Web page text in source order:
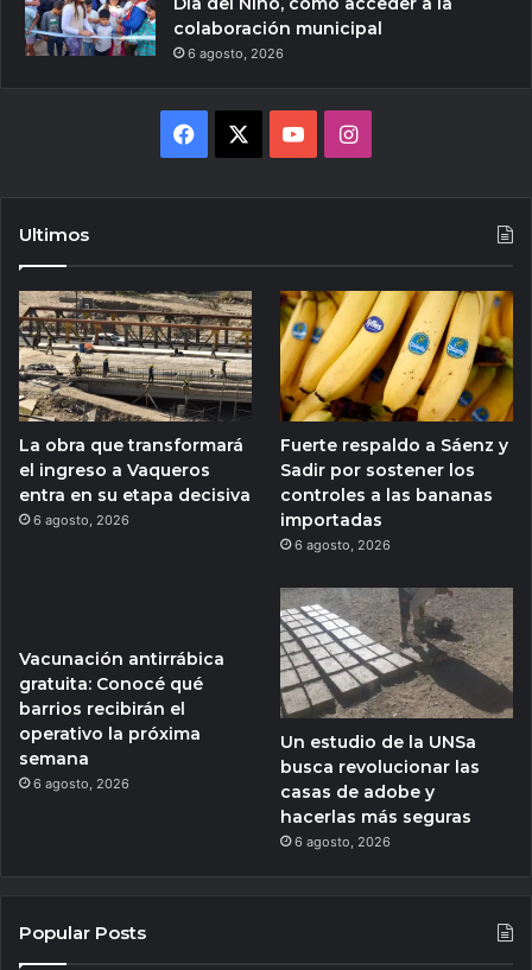
colaboración municipal
6 agosto, 2026
Facebook YouTubeInstagram
Ultimos
La obra que transformará
el ingreso a Vaqueros
entra en su etapa decisiva
6 agosto, 2026
Fuerte respaldo a Sáenz y
Sadir por sostener los
controles a las bananas
importadas
6 agosto, 2026
Vacunación antirrábica
gratuita: Conocé qué
barrios recibirán el
operativo la próxima
semana
6 agosto, 2026
Un estudio de la UNSa
busca revolucionar las
casas de adobe y
hacerlas más seguras
6 agosto, 2026
Popular Posts